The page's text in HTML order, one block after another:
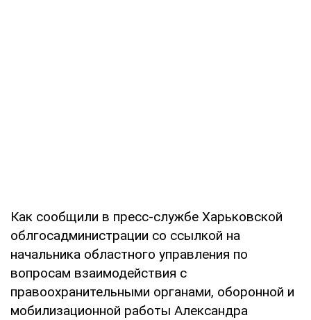
Как сообщили в пресс-службе Харьковской
облгосадминистрации со ссылкой на
начальника областного управления по
вопросам взаимодействия с
правоохранительными органами, оборонной и
мобилизационной работы Александра